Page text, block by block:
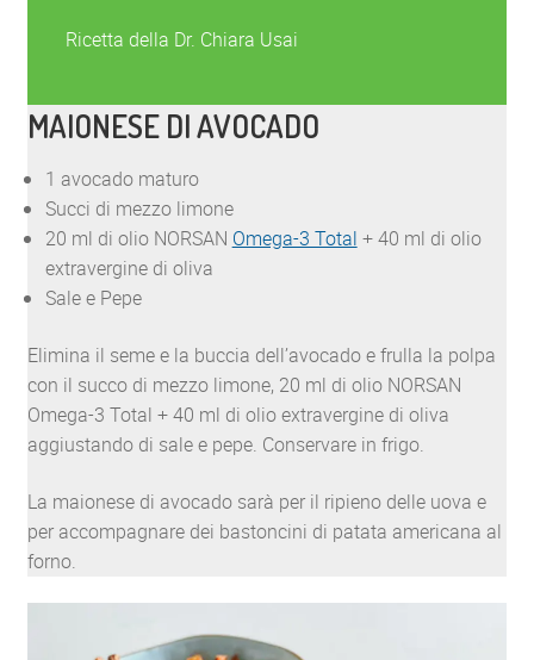
Ricetta della Dr. Chiara Usai
MAIONESE DI AVOCADO
1 avocado maturo
Succi di mezzo limone
20 ml di olio NORSAN Omega-3 Total + 40 ml di olio
extravergine di oliva
Sale e Pepe
Elimina il seme e la buccia dell’avocado e frulla la polpa
con il succo di mezzo limone, 20 ml di olio NORSAN
Omega-3 Total + 40 ml di olio extravergine di oliva
aggiustando di sale e pepe. Conservare in frigo.
La maionese di avocado sarà per il ripieno delle uova e
per accompagnare dei bastoncini di patata americana al
forno.